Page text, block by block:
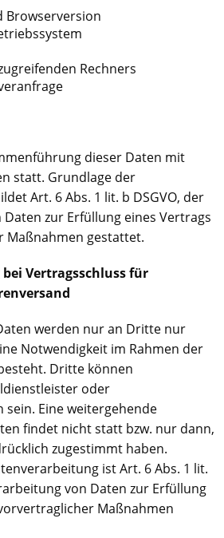
Browserversion
Rechners
dieser Daten mit
statt. Grundlage der
Art. 6 Abs. 1 lit. b DSGVO, der
zur Erfüllung eines Vertrags
Maßnahmen gestattet.
Vertragsschluss für
werden nur an Dritte nur
Notwendigkeit im Rahmen der
Dritte können
oder
Eine weitergehende
findet nicht statt bzw. nur dann,
zugestimmt haben.
ist Art. 6 Abs. 1 lit.
von Daten zur Erfüllung
Maßnahmen